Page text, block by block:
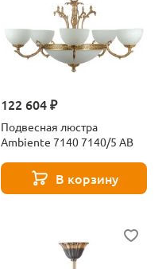
122 604 ₽
Подвесная люстра
Ambiente 7140 7140/5 AB
В корзину